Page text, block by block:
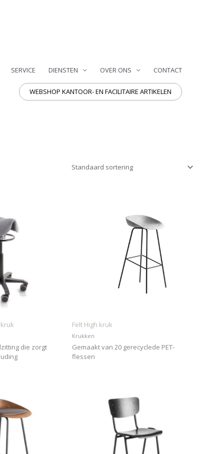
SERVICE DIENSTEN OVER ONS CONTACT
WEBSHOP KANTOOR- EN FACILITAIRE ARTIKELEN
die zorgt
Felt High kruk
Krukken
Gemaakt van 20 gerecyclede PET-
flessen